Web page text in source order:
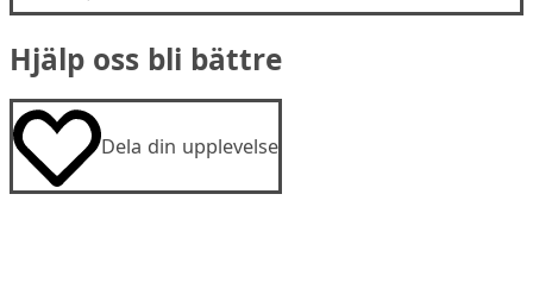
Hjälp oss bli bättre
Dela din upplevelse